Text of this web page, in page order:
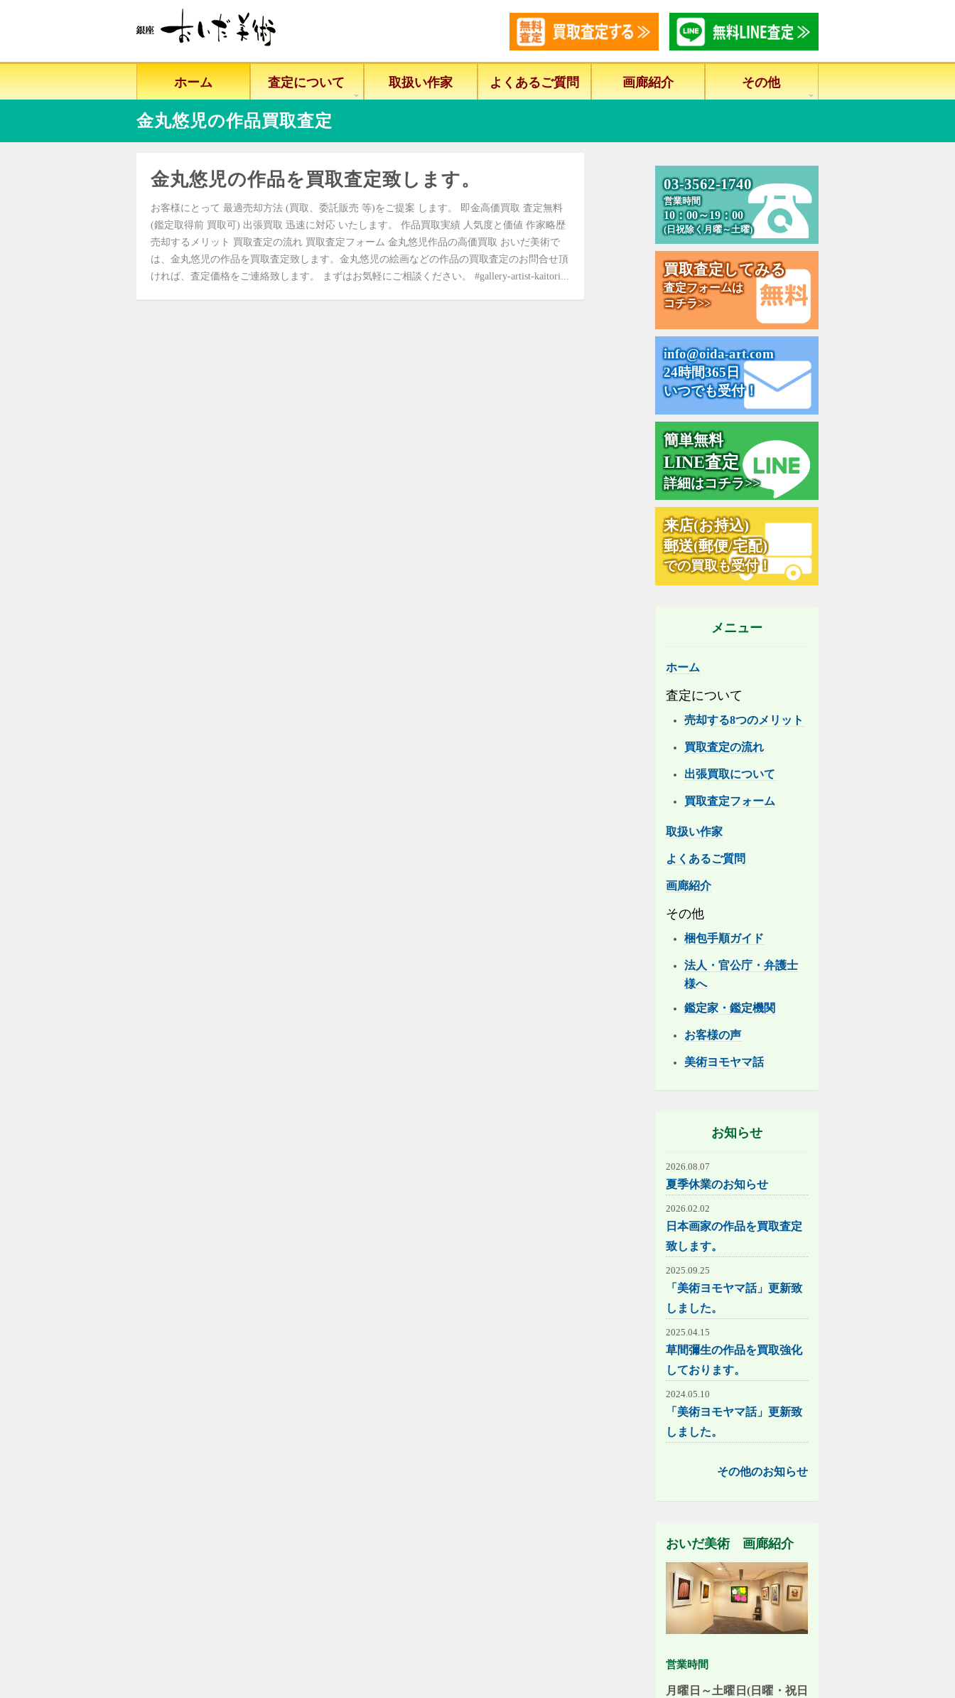
ホーム 査定について 取扱い作家 よくあるご質問 画廊紹介 その他
金丸悠児の作品買取査定
金丸悠児の作品を買取査定致します。
お客様にとって 最適売却方法 (買取、委託販売 等)をご提案 します。 即金高価買取 査定無料
(鑑定取得前 買取可) 出張買取 迅速に対応 いたします。 作品買取実績 人気度と価値 作家略歴
売却するメリット 買取査定の流れ 買取査定フォーム 金丸悠児作品の高価買取 おいだ美術で
は、金丸悠児の作品を買取査定致します。金丸悠児の絵画などの作品の買取査定のお問合せ頂
ければ、査定価格をご連絡致します。 まずはお気軽にご相談ください。 #gallery-artist-kaitori...
03-3562-1740
営業時間
10：00～19：00
(日祝除く月曜～土曜)
買取査定してみる
査定フォームは
コチラ>>
info@oida-art.com
24時間365日
いつでも受付！
簡単無料
LINE査定
詳細はコチラ>>
来店(お持込)
郵送(郵便/宅配)
での買取も受付！
メニュー
ホーム
査定について
売却する8つのメリット
買取査定の流れ
出張買取について
買取査定フォーム
取扱い作家
よくあるご質問
画廊紹介
その他
梱包手順ガイド
法人・官公庁・弁護士
様へ
鑑定家・鑑定機関
お客様の声
美術ヨモヤマ話
お知らせ
2026.08.07
夏季休業のお知らせ
2026.02.02
日本画家の作品を買取査定
致します。
2025.09.25
「美術ヨモヤマ話」更新致
しました。
2025.04.15
草間彌生の作品を買取強化
しております。
2024.05.10
「美術ヨモヤマ話」更新致
しました。
その他のお知らせ
おいだ美術 画廊紹介
営業時間
月曜日～土曜日(日曜・祝日